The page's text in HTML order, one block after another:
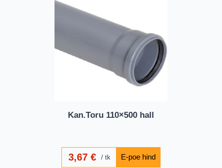
Kan.Toru 110×500 hall
3,67€ tk